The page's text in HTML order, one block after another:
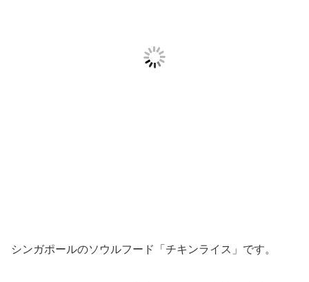
シンガポールのソウルフード「チキンライス」です。